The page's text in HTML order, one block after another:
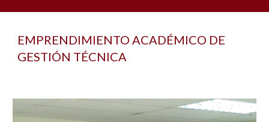
EMPRENDIMIENTO ACADÉMICO DE
GESTIÓN TÉCNICA